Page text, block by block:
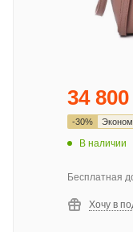
34 800
-30%
В наличии
Бесплатная
Хочу в